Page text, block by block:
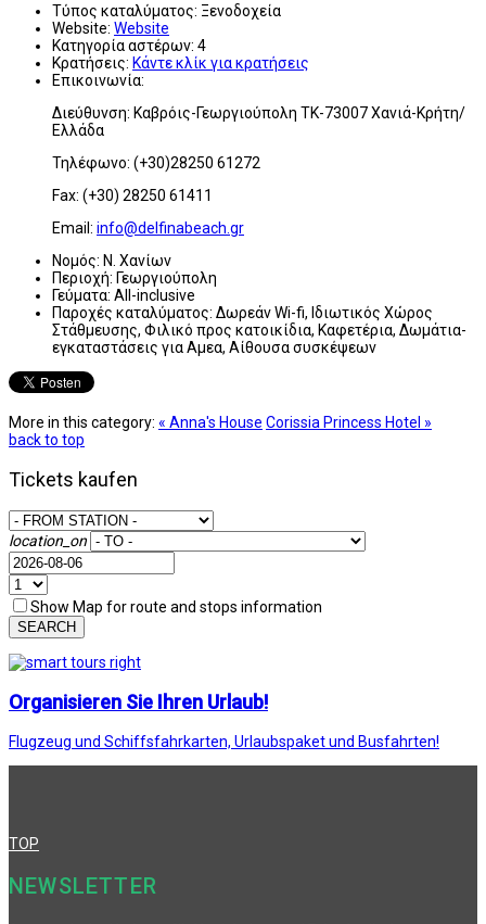
Τύπος καταλύματος: Ξενοδοχεία
Website: Website
Κατηγορία αστέρων: 4
Κρατήσεις: Κάντε κλίκ για κρατήσεις
Επικοινωνία:
Διεύθυνση: Καβρόις-Γεωργιούπολη ΤΚ-73007 Χανιά-Κρήτη/
Ελλάδα
Τηλέφωνο: (+30)28250 61272
Fax: (+30) 28250 61411
Email: info@delfinabeach.gr
Νομός: Ν. Χανίων
Περιοχή: Γεωργιούπολη
Γεύματα: All-inclusive
Παροχές καταλύματος: Δωρεάν Wi-fi, Ιδιωτικός Χώρος
Στάθμευσης, Φιλικό προς κατοικίδια, Καφετέρια, Δωμάτια-
εγκαταστάσεις για Αμεα, Αίθουσα συσκέψεων
More in this category: « Anna's House Corissia Princess Hotel »
back to top
Tickets kaufen
location_on
Show Map for route and stops information
SEARCH
Organisieren Sie Ihren Urlaub!
Flugzeug und Schiffsfahrkarten, Urlaubspaket und Busfahrten!
TOP
NEWSLETTER